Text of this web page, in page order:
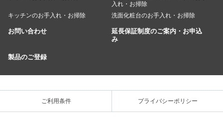
入れ・お掃除
キッチンのお手入れ・お掃除
洗面化粧台のお手入れ・お掃除
お問い合わせ
延長保証制度のご案内・お申込
み
製品のご登録
ご利用条件 プライバシーポリシー